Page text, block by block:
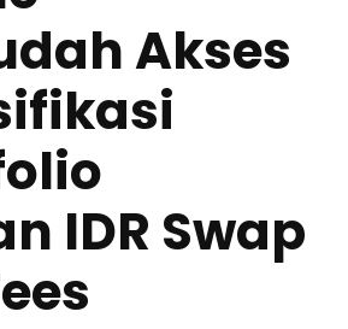
Akses
IDR Swap